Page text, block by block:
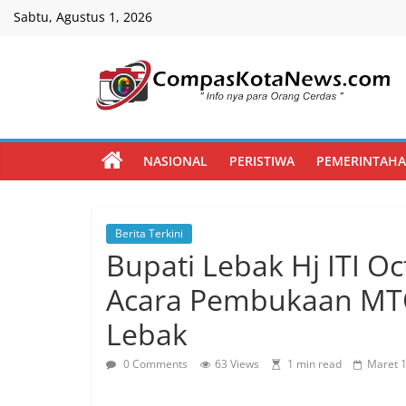
SkipSabtu, Agustus 1, 2026
Compas
Kota
CompasKotaNews.com
Hadir
untuk
memberikan
informasi
kepada
masyarakat
NASIONAL PERISTIWA
Berita Terkini
Bupati Lebak Hj ITI
Acara Pembukaan
Lebak
0 Comments 63 Views 1 min read Maret